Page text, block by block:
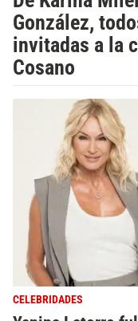
González,
invitadas a la
Cosano
CELEBRIDADES